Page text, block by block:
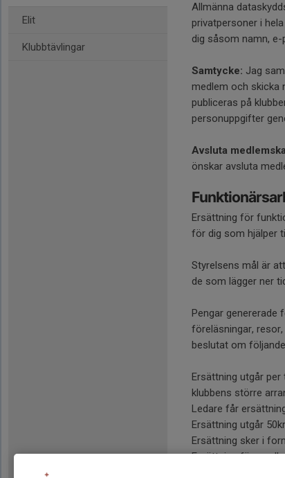
Elit
Klubbtävlingar
Allmänna
privatpersoner i
dig såsom namn,
Samtycke: Jag
medlem och skicka
publiceras på
personuppgifter
Avsluta
önskar avsluta
Ersättning för
för dig som hjälper
Styrelsens mål är
de som lägger ner
Pengar genererade
föreläsningar,
beslutat om
Ersättning utgår
klubbens större
Ledare får
Ersättning utgår
Ersättning sker i
Ersättning för
Ersättningen tas